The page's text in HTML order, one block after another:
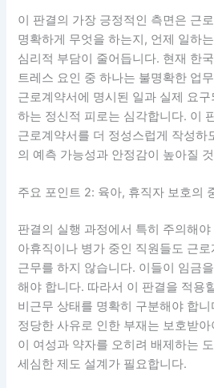
이 판결의 가장 긍정적인 측면은 근
명확하게 무엇을 하는지, 언제 일하
심리적 부담이 줄어듭니다. 현재 한
트레스 요인 중 하나는 불명확한 업
근로계약서에 명시된 일과 실제 요
하는 정신적 피로는 심각합니다. 이
근로계약서를 더 정성스럽게 작성하
의 예측 가능성과 안정감이 높아질
주요 포인트 2: 육아, 휴직자 보호의
판결의 실행 과정에서 특히 주의해
아휴직이나 병가 중인 직원들도 근
근무를 하지 않습니다. 이들이 임금
해야 합니다. 따라서 이 판결을 적용
비근무 상태를 명확히 구분해야 합
정당한 사유로 인한 부재는 보호받
이 여성과 약자를 오히려 배제하는
세심한 제도 설계가 필요합니다.